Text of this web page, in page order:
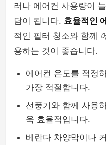
러나 에어컨 사용량이
담이 됩니다. 효율적인
적인 필터 청소와 함께
용하는 것이 좋습니다.
에어컨 온도를 적정
가장 적절합니다.
선풍기와 함께 사용
욱 효율적입니다.
베란다 차양막이나